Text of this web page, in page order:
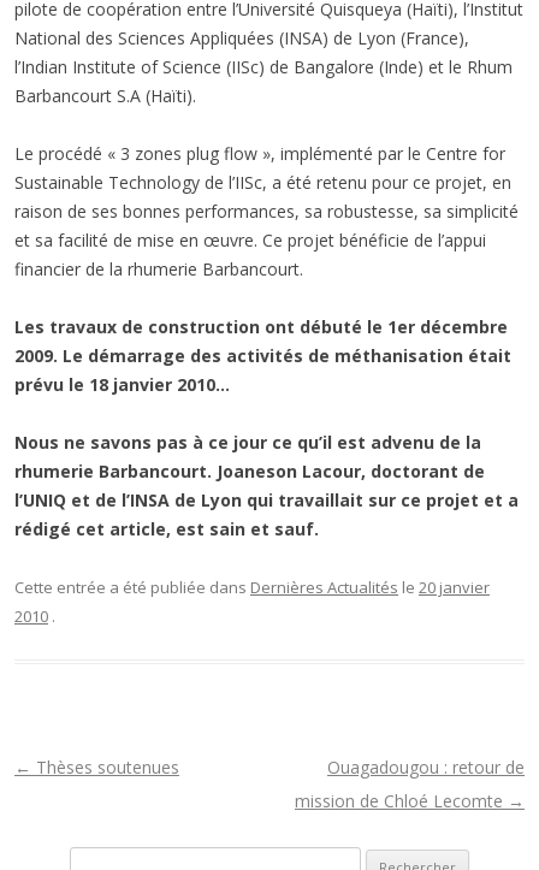
pilote de coopération entre l’Université Quisqueya (Haïti), l’Institut
National des Sciences Appliquées (INSA) de Lyon (France),
l’Indian Institute of Science (IISc) de Bangalore (Inde) et le Rhum
Barbancourt S.A (Haïti).
Le procédé « 3 zones plug flow », implémenté par le Centre for
Sustainable Technology de l’IISc, a été retenu pour ce projet, en
raison de ses bonnes performances, sa robustesse, sa simplicité
et sa facilité de mise en œuvre. Ce projet bénéficie de l’appui
financier de la rhumerie Barbancourt.
Les travaux de construction ont débuté le 1er décembre
2009. Le démarrage des activités de méthanisation était
prévu le 18 janvier 2010…
Nous ne savons pas à ce jour ce qu’il est advenu de la
rhumerie Barbancourt. Joaneson Lacour, doctorant de
l’UNIQ et de l’INSA de Lyon qui travaillait sur ce projet et a
rédigé cet article, est sain et sauf.
Cette entrée a été publiée dans Dernières Actualités le 20 janvier
2010 .
N
← Thèses soutenues
Ouagadougou : retour de
mission de Chloé Lecomte →